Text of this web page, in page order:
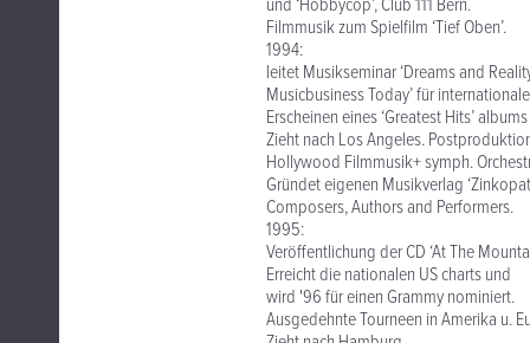
und ‘Hobbycop’, Club 111 Bern.
Filmmusik zum Spielfilm ‘Tief Oben’.
1994:
leitet Musikseminar ‘Dreams and
Musicbusiness Today’ für
Erscheinen eines ‘Greatest Hits’
Zieht nach Los Angeles.
Hollywood Filmmusik+ symph.
Gründet eigenen Musikverlag
Composers, Authors and Performers.
1995:
Veröffentlichung der CD ‘At The
Erreicht die nationalen US charts und
wird '96 für einen Grammy nominiert.
Ausgedehnte Tourneen in Amerika u.